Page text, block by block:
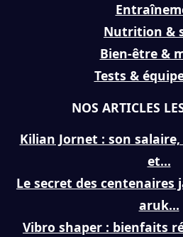
Nutrition &
Bien-être &
Tests &
NOS ARTICLES
Kilian Jornet : son
et...
Le secret des centenaires
aruk...
Vibro shaper : bienfaits